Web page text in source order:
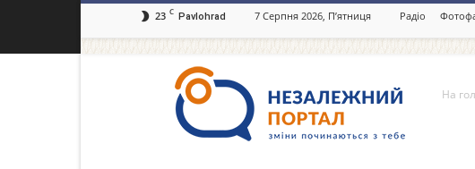
23 C Pavlohrad 7 Серпня 2026, П’ятниця Радіо
портал
Павлоград.dp.ua
На